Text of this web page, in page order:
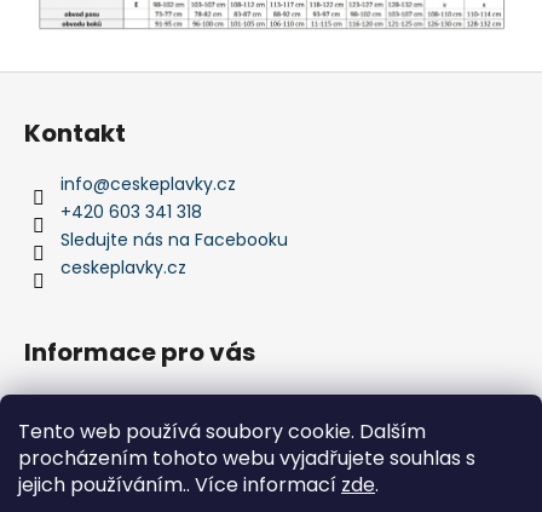
Tento web používá soubory cookie. Dalším
procházením tohoto webu vyjadřujete souhlas s
jejich používáním.. Více informací zde.
Kontakt
info@ceskeplavky.cz
+420 603 341 318
Sledujte nás na Facebooku
ceskeplavky.cz
Informace pro vás
Podmínky ochrany osobních údajů
Kontakty
Doprava a platby